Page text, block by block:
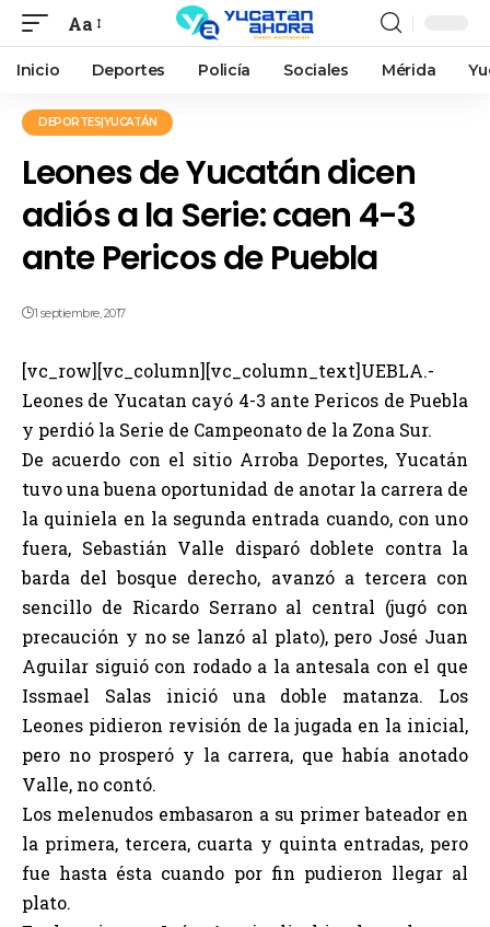
Aa
Inicio Deportes Policía Sociales Mérida
DEPORTES|YUCATÁN
Leones de Yucatán dicen
adiós a la Serie: caen 4-3
ante Pericos de Puebla
1 septiembre, 2017
[vc_row][vc_column][vc_column_text]UEBLA.-
Leones de Yucatan cayó 4-3 ante Pericos de Puebla
y perdió la Serie de Campeonato de la Zona Sur.
De acuerdo con el sitio Arroba Deportes, Yucatán
tuvo una buena oportunidad de anotar la carrera de
la quiniela en la segunda entrada cuando, con uno
fuera, Sebastián Valle disparó doblete contra la
barda del bosque derecho, avanzó a tercera con
sencillo de Ricardo Serrano al central (jugó con
precaución y no se lanzó al plato), pero José Juan
Aguilar siguió con rodado a la antesala con el que
Issmael Salas inició una doble matanza. Los
Leones pidieron revisión de la jugada en la inicial,
pero no prosperó y la carrera, que había anotado
Valle, no contó.
Los melenudos embasaron a su primer bateador en
la primera, tercera, cuarta y quinta entradas, pero
fue hasta ésta cuando por fin pudieron llegar al
plato.